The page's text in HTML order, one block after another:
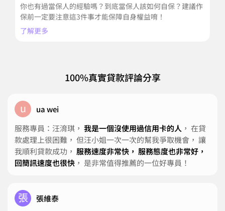
你也有過當保人的經驗嗎？到底當保人該如何自保？建議作
保前一定要注意這3件事才能保障自身權益唷！
了解更多
100%真實貸款評論分享
u
ua wei
服務專員：汪淯琪， 我是一個沒使用過信用卡的人 ， 在貸
款處理上很困難， 但汪小姐一次一次的幫我爭取機會， 讓
我順利貸款成功， 服務速度非常快， 服務態度也非常好，
回簡訊速度也很快 ， 是非常值得推薦的一位好專員！
張
張維泰